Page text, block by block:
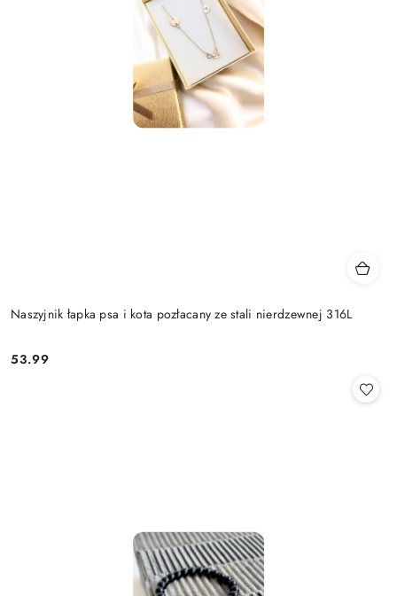
Naszyjnik łapka psa i kota pozłacany ze stali nierdzewnej 316L
Cena:
53.99